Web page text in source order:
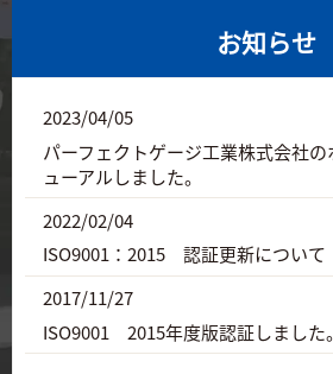
お知らせ
2023/04/05
パーフェクトゲージ工業株式会社
ューアルしました。
2022/02/04
ISO9001：2015 認証更新について
2017/11/27
ISO9001 2015年度版認証しました。